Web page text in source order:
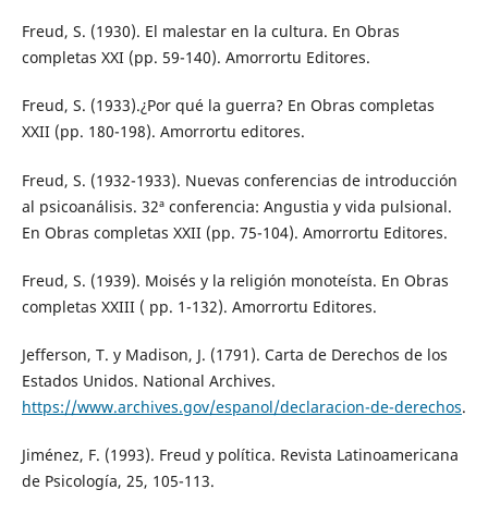
Freud, S. (1930). El malestar en la cultura. En Obras
completas XXI (pp. 59-140). Amorrortu Editores.
Freud, S. (1933).¿Por qué la guerra? En Obras completas
XXII (pp. 180-198). Amorrortu editores.
Freud, S. (1932-1933). Nuevas conferencias de introducción
al psicoanálisis. 32ª conferencia: Angustia y vida pulsional.
En Obras completas XXII (pp. 75-104). Amorrortu Editores.
Freud, S. (1939). Moisés y la religión monoteísta. En Obras
completas XXIII ( pp. 1-132). Amorrortu Editores.
Jefferson, T. y Madison, J. (1791). Carta de Derechos de los
Estados Unidos. National Archives.
https://www.archives.gov/espanol/declaracion-de-derechos.
Jiménez, F. (1993). Freud y política. Revista Latinoamericana
de Psicología, 25, 105-113.